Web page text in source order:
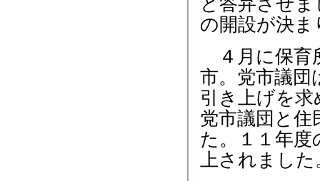
の開設が決
４月に保育
市。党市議団
引き上げを
党市議団と
た。１１年度
上されました